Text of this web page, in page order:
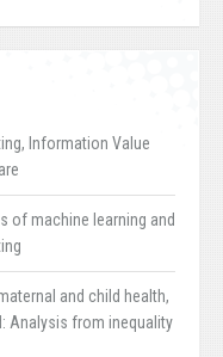
Information Value
of machine learning and
and child health,
Analysis from inequality